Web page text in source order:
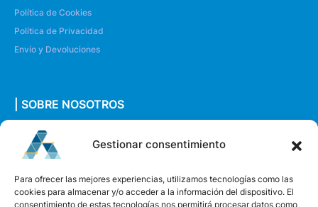
Gestionar consentimiento
Para ofrecer las mejores experiencias, utilizamos tecnologías como las
cookies para almacenar y/o acceder a la información del dispositivo. El
consentimiento de estas tecnologías nos permitirá procesar datos como
Política de Cookies
Política de Privacidad
Envío y Devoluciones
| SOBRE NOSOTROS
Quiénes somos
Envíanos un mensaje